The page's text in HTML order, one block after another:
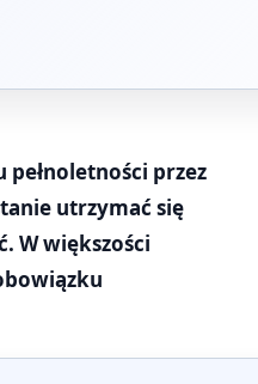
przez
utrzymać się
W większości